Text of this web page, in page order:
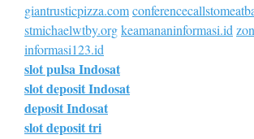
giantrusticpizza.com
stmichaelwtby.orgkeamananinformasi.id
informasi123.id
slot pulsa Indosat
slot deposit Indosat
deposit Indosat
slot deposit tri